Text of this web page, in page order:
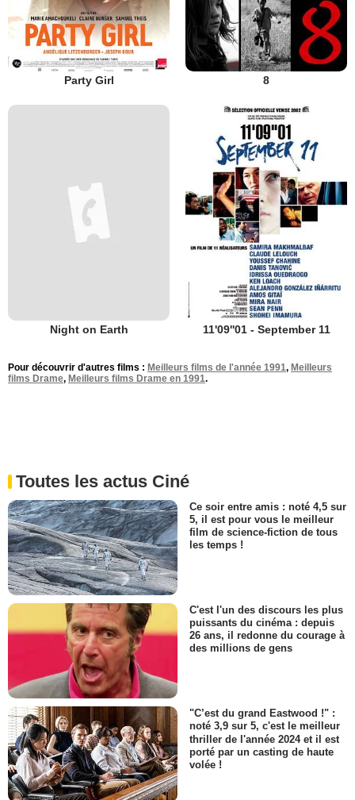
Party Girl 8
Night on Earth 11'09''01 - September 11
Pour découvrir d'autres films : Meilleurs films de l'année 1991, Meilleurs
films Drame, Meilleurs films Drame en 1991.
Toutes les actus Ciné
Ce soir entre amis : noté 4,5 sur
5, il est pour vous le meilleur
film de science-fiction de tous
les temps !
C'est l'un des discours les plus
puissants du cinéma : depuis
26 ans, il redonne du courage à
des millions de gens
"C’est du grand Eastwood !" :
noté 3,9 sur 5, c'est le meilleur
thriller de l'année 2024 et il est
porté par un casting de haute
volée !